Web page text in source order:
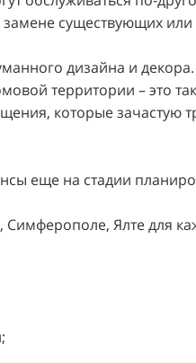
замене существующих или
дизайна и декора.
территории – это
которые зачастую
еще на стадии
Ялте для